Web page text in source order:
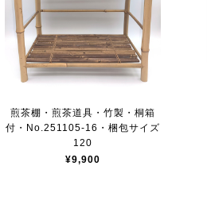
煎茶棚・煎茶道具・竹製・桐箱
付・No.251105-16・梱包サイズ
120
¥9,900